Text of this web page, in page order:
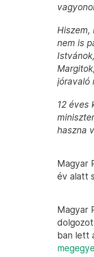
Hiszem,
nem is
jóravaló
12 éves
haszna
Magyar
év alatt
Magyar
ban lett